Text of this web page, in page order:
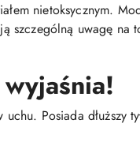
nietoksycznym.
szczególną uwagę na
Posiada dłuższy